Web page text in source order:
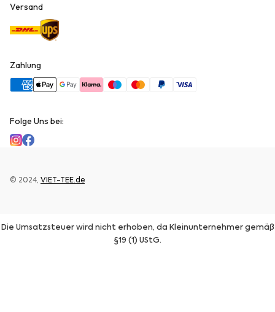
Versand
Zahlung
Folge Uns bei:
© 2024, VIET-TEE.de
Die Umsatzsteuer wird nicht erhoben, da Kleinunternehmer gemäß
§19 (1) UStG.